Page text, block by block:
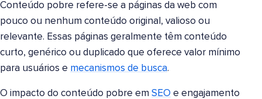
Conteúdo pobre refere-se a páginas da web com
pouco ou nenhum conteúdo original, valioso ou
relevante. Essas páginas geralmente têm conteúdo
curto, genérico ou duplicado que oferece valor mínimo
para usuários e mecanismos de busca.
O impacto do conteúdo pobre em SEO e engajamento